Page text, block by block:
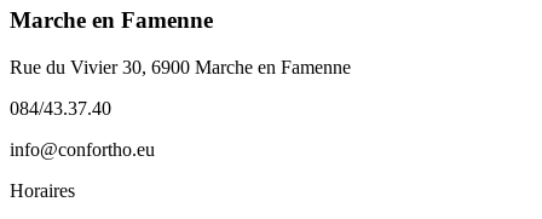
Marche en Famenne
Rue du Vivier 30, 6900 Marche en Famenne
084/43.37.40
info@confortho.eu
Horaires